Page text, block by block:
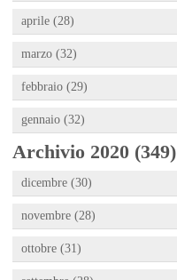
aprile (28)
marzo (32)
febbraio (29)
gennaio (32)
Archivio 2020 (349)
dicembre (30)
novembre (28)
ottobre (31)